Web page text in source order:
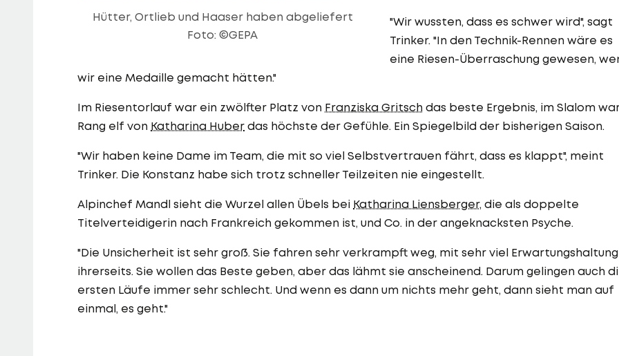
Hütter, Ortlieb und Haaser haben abgeliefert
Foto: ©GEPA
"Wir wussten, dass es schwer wird", sagt
Trinker. "In den Technik-Rennen wäre es
eine Riesen-Überraschung gewesen,
wir eine Medaille gemacht hätten."
Im Riesentorlauf war ein zwölfter Platz von Franziska Gritsch das beste Ergebnis, im Slalom
Rang elf von Katharina Huber das höchste der Gefühle. Ein Spiegelbild der bisherigen Saison.
"Wir haben keine Dame im Team, die mit so viel Selbstvertrauen fährt, dass es klappt", meint
Trinker. Die Konstanz habe sich trotz schneller Teilzeiten nie eingestellt.
Alpinchef Mandl sieht die Wurzel allen Übels bei Katharina Liensberger, die als doppelte
Titelverteidigerin nach Frankreich gekommen ist, und Co. in der angeknacksten Psyche.
"Die Unsicherheit ist sehr groß. Sie fahren sehr verkrampft weg, mit sehr viel Erwartungshaltung
ihrerseits. Sie wollen das Beste geben, aber das lähmt sie anscheinend. Darum gelingen auch
ersten Läufe immer sehr schlecht. Und wenn es dann um nichts mehr geht, dann sieht man auf
einmal, es geht."